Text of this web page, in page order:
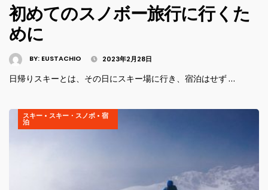
初めてのスノボー旅行に行くた
めに
BY: EUSTACHIO 2023年2月28日
日帰りスキーとは、その日にスキー場に行き、宿泊はせず …
スキー • スキー・スノボ • 宿
泊